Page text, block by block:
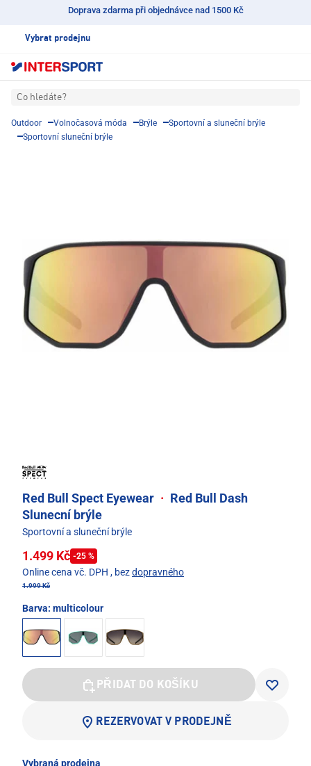
Doprava zdarma při objednávce nad 1500 Kč
Vybrat prodejnu
Co hledáte?
Outdoor Volnočasová móda Brýle
Sportovní a sluneční brýle
Sportovní sluneční brýle
Red Bull Spect Eyewear · Red Bull Dash
Slunecní brýle
Sportovní a sluneční brýle
1.499 Kč -25 %
Online cena vč. DPH , bezdopravného
1.999 Kč
Barva: multicolour
PŘIDAT DO KOŠÍKU
REZERVOVAT V PRODEJNĚ
Vybraná prodejna